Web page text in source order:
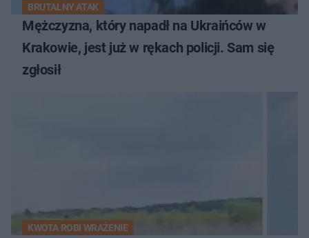
BRUTALNY ATAK
Mężczyzna, który napadł na Ukraińców w
Krakowie, jest już w rękach policji. Sam się
zgłosił
KWOTA ROBI WRAŻENIE